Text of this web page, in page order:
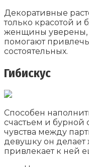
Декоративные
только красотой и
женщины уверены,
помогают
состоятельных.
Гибискус
Способен
счастьем и бурной
чувства между
девушку он
привлекает к ней